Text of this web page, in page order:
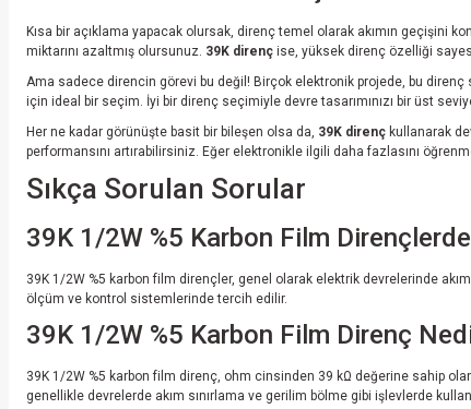
Kısa bir açıklama yapacak olursak, direnç temel olarak akımın geçişini
miktarını azaltmış olursunuz. 39K direnç ise, yüksek direnç özelliği
Ama sadece direncin görevi bu değil! Birçok elektronik projede, bu
için ideal bir seçim. İyi bir direnç seçimiyle devre tasarımınızı bir üst
Her ne kadar görünüşte basit bir bileşen olsa da, 39K direnç kullanarak
performansını artırabilirsiniz. Eğer elektronikle ilgili daha fazlasını
Sıkça Sorulan Sorular
39K 1/2W %5 Karbon Film
39K 1/2W %5 karbon film dirençler, genel olarak elektrik devrelerinde
ölçüm ve kontrol sistemlerinde tercih edilir.
39K 1/2W %5 Karbon Film Direnç
39K 1/2W %5 karbon film direnç, ohm cinsinden 39 kΩ değerine sahip
genellikle devrelerde akım sınırlama ve gerilim bölme gibi işlevlerde